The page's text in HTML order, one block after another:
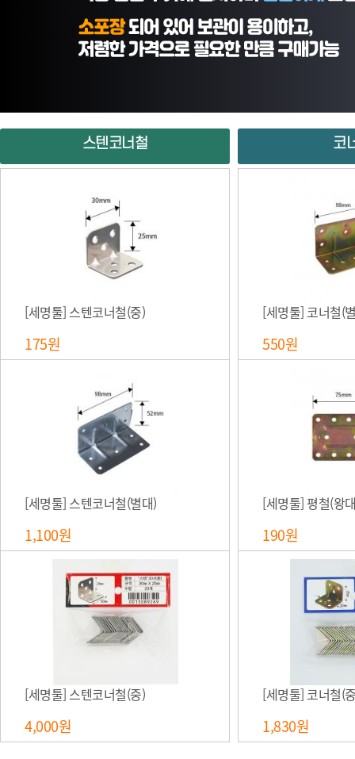
스텐코너철
[세명툴] 스텐코너철(중)
175원
[세명툴] 스텐코너철(별대)
1,100원
[세명툴] 스텐코너철(중)
4,000원
코
[세명툴] 코너철(
550원
[세명툴] 평철(왕
190원
[세명툴] 코너철(
1,830원